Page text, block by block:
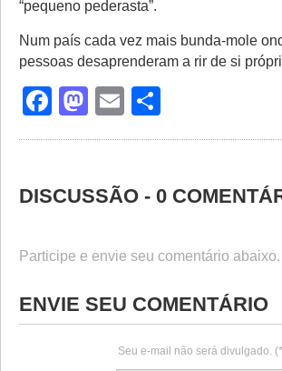
“pequeno pederasta”.
Num país cada vez mais bunda-mole
pessoas desaprenderam a rir de si
Facebook
Mastodon
Email
DISCUSSÃO - 0
Participe e envie seu comentário abaixo.
ENVIE SEU COMENTÁRIO
Seu e-mail não será divulgado.